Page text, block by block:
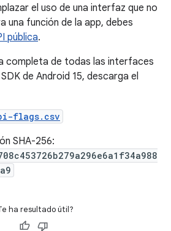
el uso de una interfaz que no
una función de la app, debes
pública.
completa de todas las interfaces
de Android 15, descarga el
flags.csv
SHA-256:
ha resultado útil?